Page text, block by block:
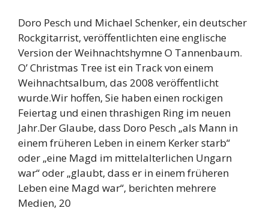
Doro Pesch und Michael Schenker, ein deutscher
Rockgitarrist, veröffentlichten eine englische
Version der Weihnachtshymne O Tannenbaum.
O’ Christmas Tree ist ein Track von einem
Weihnachtsalbum, das 2008 veröffentlicht
wurde.Wir hoffen, Sie haben einen rockigen
Feiertag und einen thrashigen Ring im neuen
Jahr.Der Glaube, dass Doro Pesch „als Mann in
einem früheren Leben in einem Kerker starb“
oder „eine Magd im mittelalterlichen Ungarn
war“ oder „glaubt, dass er in einem früheren
Leben eine Magd war“, berichten mehrere
Medien, 20